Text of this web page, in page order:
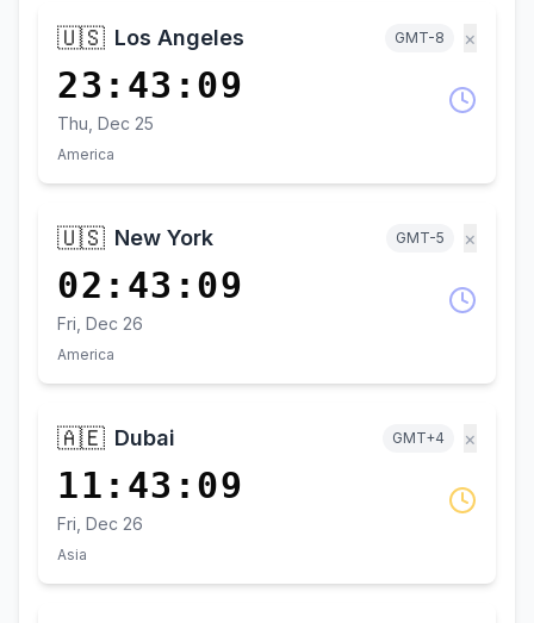
🇺🇸 Los Angeles GMT-8 ×
23:43:09
Thu, Dec 25
America
🇺🇸 New York GMT-5 ×
02:43:09
Fri, Dec 26
America
🇦🇪 Dubai GMT+4 ×
11:43:09
Fri, Dec 26
Asia